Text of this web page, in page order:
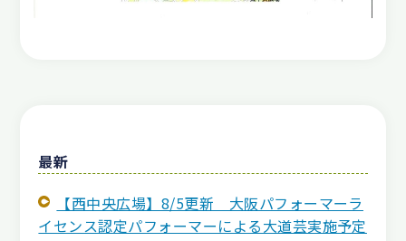
最新
【西中央広場】8/5更新 大阪パフォーマーラ
イセンス認定パフォーマーによる大道芸実施予定